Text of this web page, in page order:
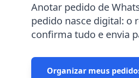
Anotar pedido de
pedido nasce digital: o
confirma tudo e envia
Organizar meus